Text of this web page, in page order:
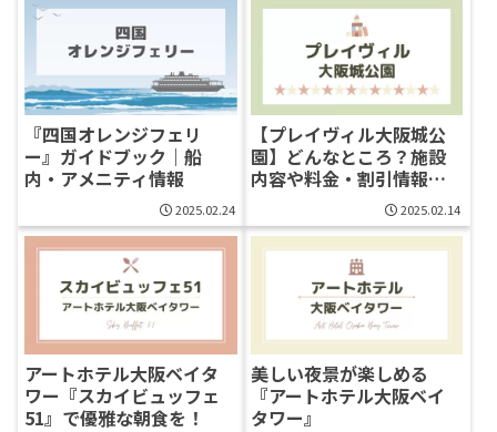
『四国オレンジフェリ
ー』ガイドブック｜船
内・アメニティ情報
2025.02.24
【プレイヴィル大阪城公
園】どんなところ？施設
内容や料金・割引情報を
2025.02.14
アートホテル大阪ベイタ
ワー『スカイビュッフェ
51』で優雅な朝食を！
美しい夜景が楽しめる
『アートホテル大阪ベイ
タワー』